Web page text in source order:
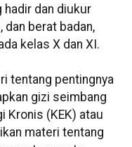
hadir dan diukur
dan berat badan,
kelas X dan XI.
tentang pentingnya
gizi seimbang
Kronis (KEK) atau
materi tentang